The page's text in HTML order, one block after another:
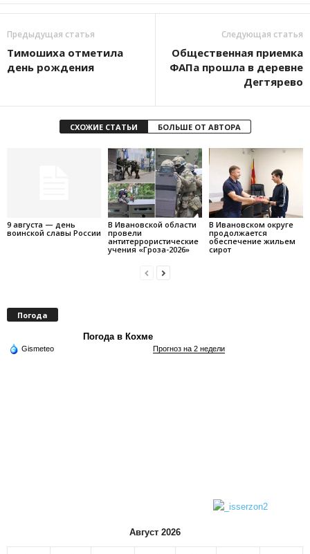
Предыдущая статья
Тимошиха отметила
день рождения
Следующая статья
Общественная приемка
ФАПа прошла в деревне
Дегтярево
СХОЖИЕ СТАТЬИ БОЛЬШЕ ОТ АВТОРА
9 августа — день
воинской славы России
В Ивановской области
провели
антитеррористические
учения «Гроза-2026»
В Ивановском округе
продолжается
обеспечение жильем
сирот
Погода
Погода в Кохме
Gismeteo Прогноз на 2 недели
Август 2026